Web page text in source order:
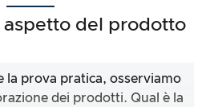
aspetto del prodotto
la prova pratica, osserviamo
dei prodotti. Qual è la